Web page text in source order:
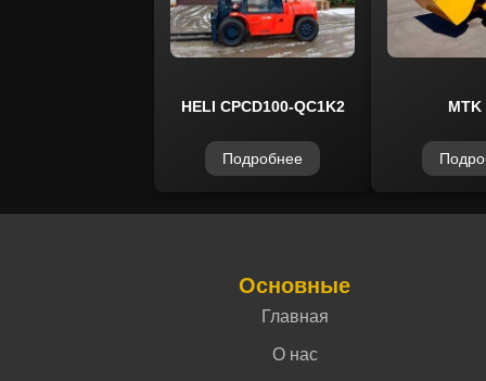
HELI CPCD100-QC1K2
Подробнее
MTK
Основные
Главная
О нас